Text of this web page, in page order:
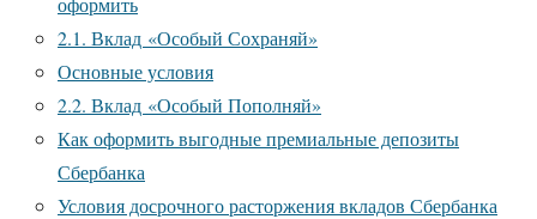
2.1. Вклад «Особый Сохраняй»
Основные условия
2.2. Вклад «Особый Пополняй»
Как оформить выгодные премиальные депозиты
Сбербанка
Условия досрочного расторжения вкладов Сбербанка